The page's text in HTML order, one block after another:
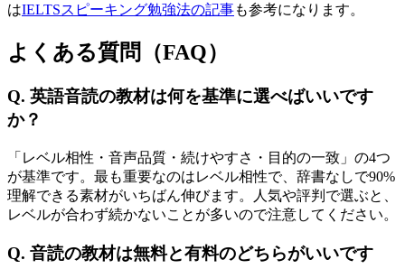
はIELTSスピーキング勉強法の記事も参考になります。
よくある質問（FAQ）
Q. 英語音読の教材は何を基準に選べばいいです
か？
「レベル相性・音声品質・続けやすさ・目的の一致」の4つ
が基準です。最も重要なのはレベル相性で、辞書なしで90%
理解できる素材がいちばん伸びます。人気や評判で選ぶと、
レベルが合わず続かないことが多いので注意してください。
Q. 音読の教材は無料と有料のどちらがいいです